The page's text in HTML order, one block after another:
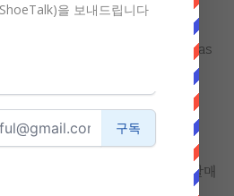
NMD City Sock 2 로닌팩 (adidas
Roink Pack)
을 보내드립니다